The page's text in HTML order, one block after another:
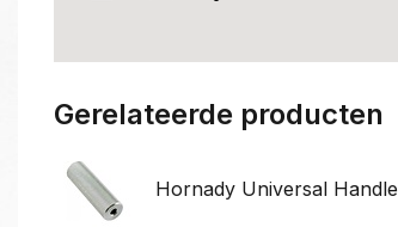
Gerelateerde producten
Hornady Universal Handle